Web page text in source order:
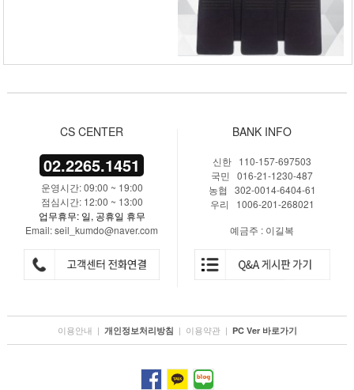
CS CENTER
02.2265.1451
운영시간: 09:00 ~ 19:00
점심시간: 12:00 ~ 13:00
업무휴무: 일, 공휴일 휴무
Email: seil_kumdo@naver.com
BANK INFO
신한 110-157-697503
국민 016-21-1230-487
농협 302-0014-6404-61
우리 1006-201-268021
예금주 : 이길복
이용안내 | 개인정보처리방침 | 이용약관 | PC Ver 바로가기